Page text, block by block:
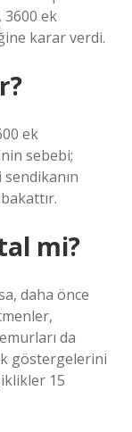
ek
karar verdi.
ek
sebebi;
mi?
daha önce
da
göstergelerini
15